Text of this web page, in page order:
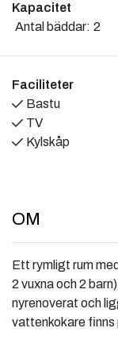
Kapacitet
Antal bäddar: 2
Faciliteter
Bastu
TV
Kylskåp
OM
Ett rymligt rum
2 vuxna och 2
nyrenoverat och
vattenkokare finns